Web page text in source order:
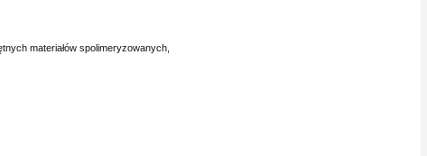
materiałów spolimeryzowanych,